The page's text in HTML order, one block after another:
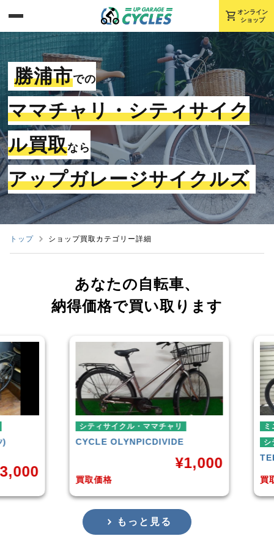
shopping_cart オンライン
ショップ
勝浦市での
ママチャリ・シティサイク
ル買取なら
アップガレージサイクルズ
トップ ショップ買取カテゴリー詳細
あなたの自転車、
納得価格で買い取ります
シティサイクル・ママチャリ
CYCLE OLYNPICDIVIDE
買取価格
1,000
シティサイク
TERN
もっと見る